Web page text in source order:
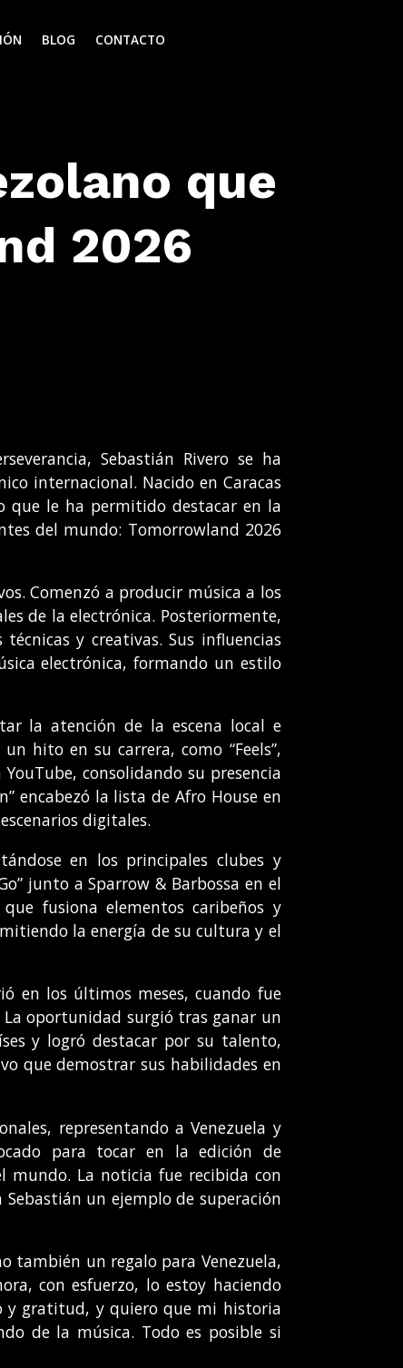
BLOG CONTACTO
que
2026
Sebastián Rivero se ha
internacional. Nacido en Caracas
que le ha permitido destacar en la
del mundo: Tomorrowland 2026
Comenzó a producir música a los
de la electrónica. Posteriormente,
y creativas. Sus influencias
electrónica, formando un estilo
la atención de la escena local e
hito en su carrera, como “Feels”,
consolidando su presencia
encabezó la lista de Afro House en
digitales.
en los principales clubes y
junto a Sparrow & Barbossa en el
fusiona elementos caribeños y
la energía de su cultura y el
en los últimos meses, cuando fue
La oportunidad surgió tras ganar un
y logró destacar por su talento,
que demostrar sus habilidades en
representando a Venezuela y
para tocar en la edición de
mundo. La noticia fue recibida con
un ejemplo de superación
también un regalo para Venezuela,
con esfuerzo, lo estoy haciendo
y gratitud, y quiero que mi historia
de la música. Todo es posible si